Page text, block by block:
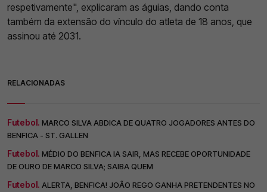
respetivamente", explicaram as águias, dando conta
também da extensão do vínculo do atleta de 18 anos, que
assinou até 2031.
RELACIONADAS
Futebol. MARCO SILVA ABDICA DE QUATRO JOGADORES ANTES DO
BENFICA - ST. GALLEN
Futebol. MÉDIO DO BENFICA IA SAIR, MAS RECEBE OPORTUNIDADE
DE OURO DE MARCO SILVA; SAIBA QUEM
Futebol. ALERTA, BENFICA! JOÃO REGO GANHA PRETENDENTES NO